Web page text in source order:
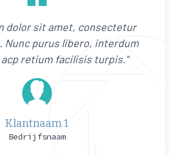
dolor sit amet, consectetur
Nunc purus libero, interdum
retium facilisis turpis."
Klantnaam 1
Bedrijfsnaam